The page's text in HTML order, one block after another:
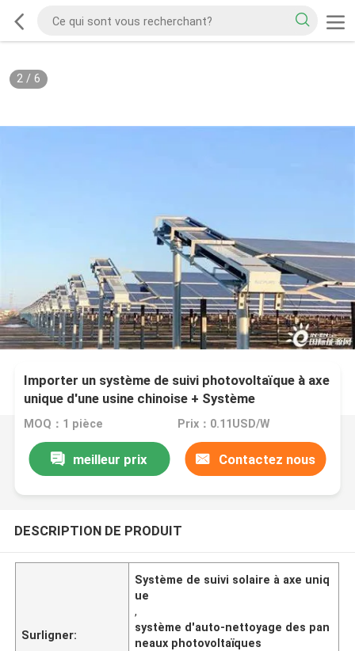
2/ 6
Importer un système de suivi photovoltaïque à axe
unique d'une usine chinoise + Système
d'autonettoyage des panneaux photovoltaïques
MOQ：1 pièce Prix：0.11USD/W
meilleur prix Contactez nous
DESCRIPTION DE PRODUIT
Surligner:
Système de suivi solaire à axe uniq
ue
,
système d'auto-nettoyage des pan
neaux photovoltaïques